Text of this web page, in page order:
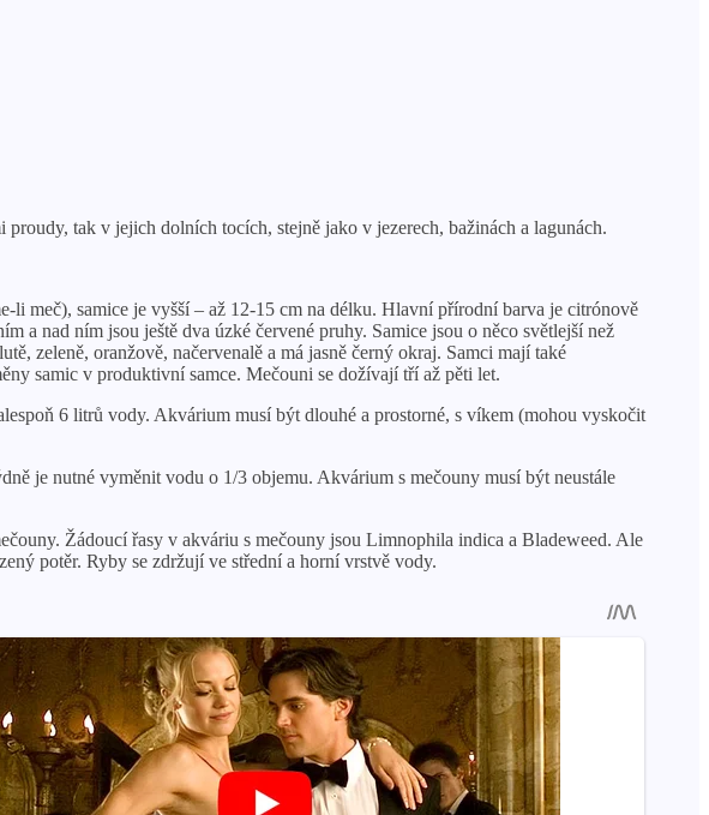
tak v jejich dolních tocích, stejně jako v jezerech, bažinách a lagunách.
li meč), samice je vyšší – až 12-15 cm na délku. Hlavní přírodní barva je citrónově
a nad ním jsou ještě dva úzké červené pruhy. Samice jsou o něco světlejší než
zeleně, oranžově, načervenalě a má jasně černý okraj. Samci mají také
samic v produktivní samce. Mečouni se dožívají tří až pěti let.
6 litrů vody. Akvárium musí být dlouhé a prostorné, s víkem (mohou vyskočit
je nutné vyměnit vodu o 1/3 objemu. Akvárium s mečouny musí být neustále
Žádoucí řasy v akváriu s mečouny jsou Limnophila indica a Bladeweed. Ale
potěr. Ryby se zdržují ve střední a horní vrstvě vody.